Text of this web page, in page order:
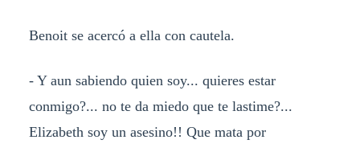
Benoit se acercó a ella con cautela.
- Y aun sabiendo quien soy... quieres estar
conmigo?... no te da miedo que te lastime?...
Elizabeth soy un asesino!! Que mata por